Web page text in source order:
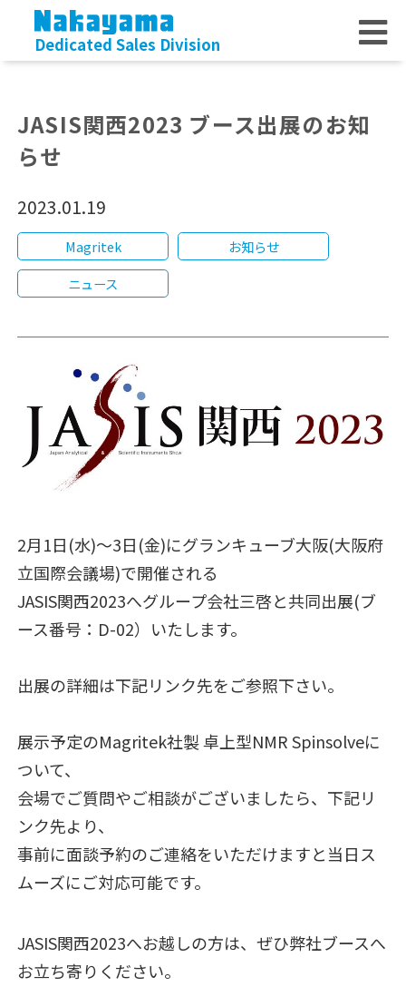
Dedicated Sales Division
JASIS関西2023 ブース出展のお知
らせ
2023.01.19
Magritek
お知らせ
ニュース
2月1日(水)～3日(金)にグランキューブ大阪(大阪府
立国際会議場)で開催される
JASIS関西2023へグループ会社三啓と共同出展(ブ
ース番号：D-02）いたします。
出展の詳細は下記リンク先をご参照下さい。
展示予定のMagritek社製 卓上型NMR Spinsolveに
ついて、
会場でご質問やご相談がございましたら、下記リ
ンク先より、
事前に面談予約のご連絡をいただけますと当日ス
ムーズにご対応可能です。
JASIS関西2023へお越しの方は、ぜひ弊社ブースへ
お立ち寄りください。